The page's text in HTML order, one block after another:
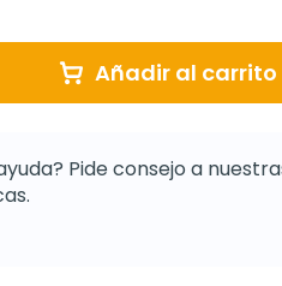
Añadir al carrito
Pide consejo a